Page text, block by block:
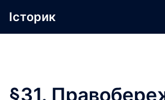
доІсторик
§31.